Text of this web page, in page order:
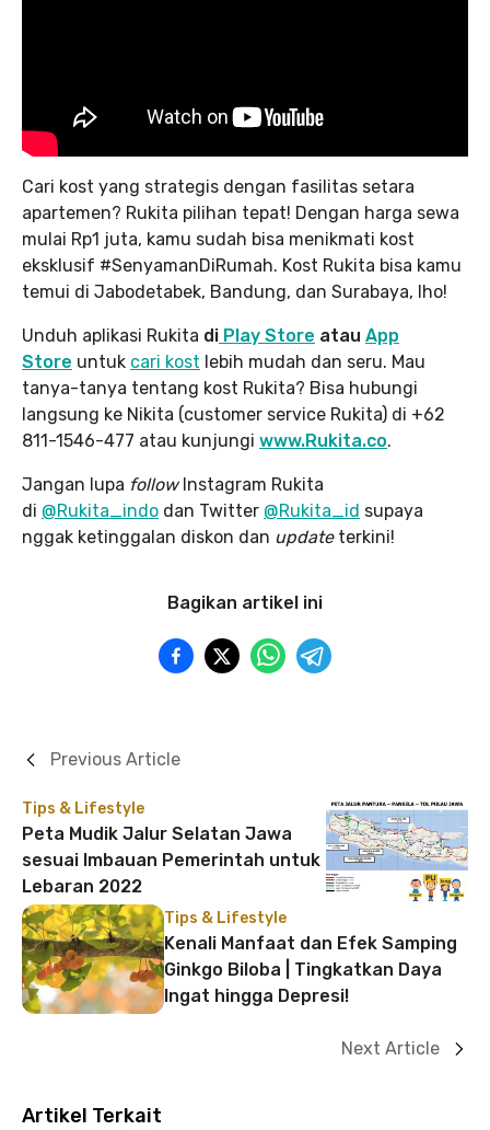
Cari kost yang strategis dengan fasilitas setara
apartemen? Rukita pilihan tepat! Dengan harga sewa
mulai Rp1 juta, kamu sudah bisa menikmati kost
eksklusif #SenyamanDiRumah. Kost Rukita bisa kamu
temui di Jabodetabek, Bandung, dan Surabaya, lho!
Unduh aplikasi Rukita di Play Store atau App
Store untuk cari kost lebih mudah dan seru. Mau
tanya-tanya tentang kost Rukita? Bisa hubungi
langsung ke Nikita (customer service Rukita) di +62
811-1546-477 atau kunjungi www.Rukita.co.
Jangan lupa followInstagram Rukita
di @Rukita_indo dan Twitter @Rukita_id supaya
nggak ketinggalan diskon dan update terkini!
Bagikan artikel ini
Tips & Lifestyle
Peta Mudik Jalur Selatan Jawa
sesuai Imbauan Pemerintah untuk
Lebaran 2022
Previous Article
Tips & Lifestyle
Kenali Manfaat dan Efek Samping
Ginkgo Biloba | Tingkatkan Daya
Ingat hingga Depresi!
Next Article
Artikel Terkait